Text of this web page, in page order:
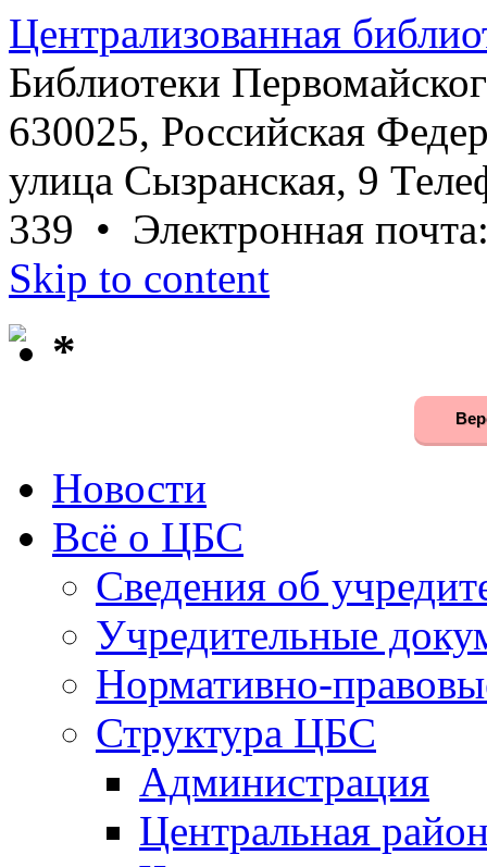
Централизованная
Библиотеки
630025, Российская
улица Сызранская, 9
339 • Электронная
Skip to content
*
Новости
Всё о ЦБС
Сведения об
Учредительные
Нормативно-
Структура ЦБС
Администрация
Центральная